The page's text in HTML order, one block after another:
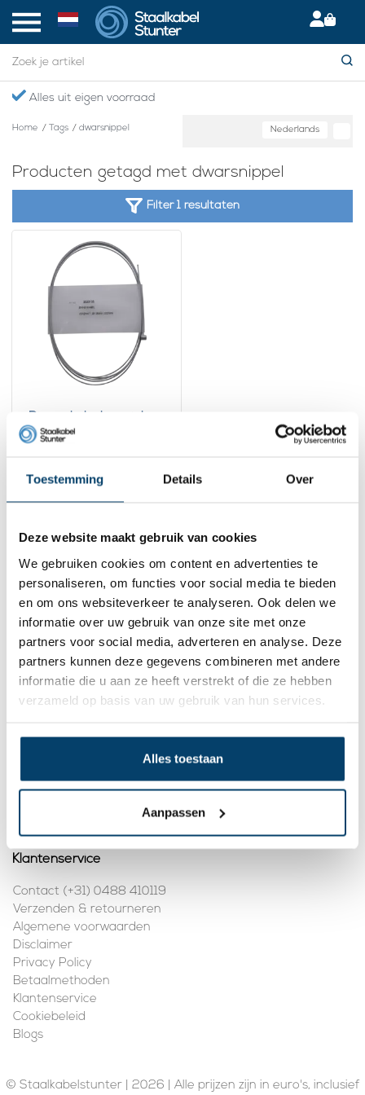
Toestemming Details Over
Deze website maakt gebruik van cookies
We gebruiken cookies om content en advertenties te
personaliseren, om functies voor social media te bieden
en om ons websiteverkeer te analyseren. Ook delen we
informatie over uw gebruik van onze site met onze
partners voor social media, adverteren en analyse. Deze
partners kunnen deze gegevens combineren met andere
informatie die u aan ze heeft verstrekt of die ze hebben
verzameld op basis van uw gebruik van hun services.
Alles toestaan
Aanpassen
Alles uit eigen voorraad
Home / Tags / dwarsnippel Nederlands
Producten getagd met dwarsnippel
Filter 1 resultaten
tbv gasveer
bedieningskop Ø1.25
Bekijk product
Op voorraad
Contact
Adres:Dalwagenseweg 91 4043MV Opheusden
E-mail: info@staalkabelstunter.com
Telefoonnummer: +31488410119
KVK nummer:
78463092
BTW nummer:
Registreren
Klantenservice
Contact (+31) 0488 410119
Verzenden & retourneren
Algemene voorwaarden
Disclaimer
Privacy Policy
Betaalmethoden
Klantenservice
Cookiebeleid
Blogs
© Staalkabelstunter | 2026 | Alle prijzen zijn in euro's, inclusief